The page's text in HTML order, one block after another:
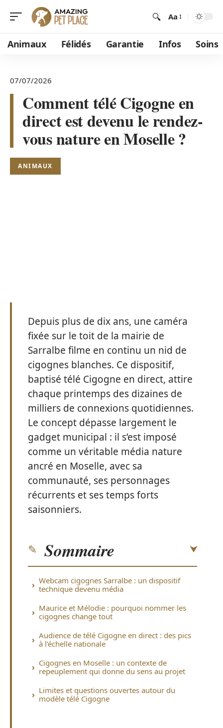
Aa
Animaux Félidés Garantie Infos Soins
07/07/2026
Comment télé Cigogne en
direct est devenu le rendez-
vous nature en Moselle ?
ANIMAUX
Depuis plus de dix ans, une caméra
fixée sur le toit de la mairie de
Sarralbe filme en continu un nid de
cigognes blanches. Ce dispositif,
baptisé télé Cigogne en direct, attire
chaque printemps des dizaines de
milliers de connexions quotidiennes.
Le concept dépasse largement le
gadget municipal : il s’est imposé
comme un véritable média nature
ancré en Moselle, avec sa
communauté, ses personnages
récurrents et ses temps forts
saisonniers.
Sommaire
Webcam cigognes Sarralbe : un dispositif
technique devenu média
Maurice et Mélodie : pourquoi nommer les
cigognes change tout
Audience de télé Cigogne en direct : des pics
à l’échelle nationale
Cigognes en Moselle : un contexte de
repeuplement qui donne du sens au projet
Limites et questions ouvertes autour du
modèle télé Cigogne